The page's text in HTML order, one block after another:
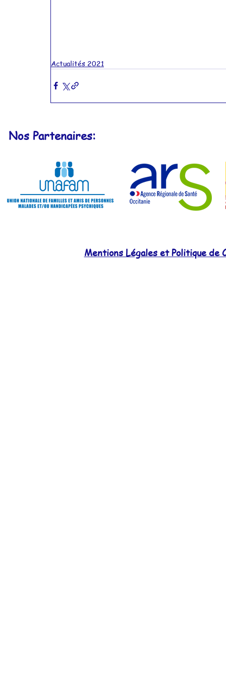
Actualités 2021
Nos Partenaires:
Mentions Légales et Politique de